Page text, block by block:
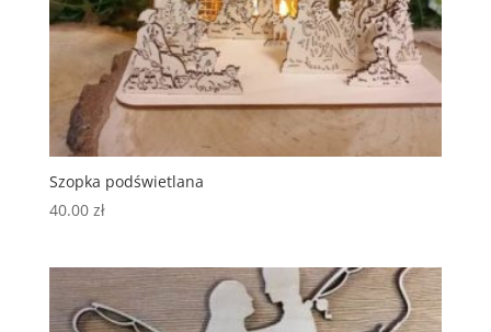
Szopka podświetlana
40.00 zł